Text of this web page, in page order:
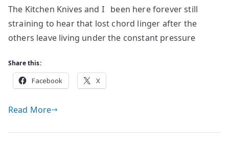
The Kitchen Knives and I been here forever still
straining to hear that lost chord linger after the
others leave living under the constant pressure
Share this:
Facebook X
Read More